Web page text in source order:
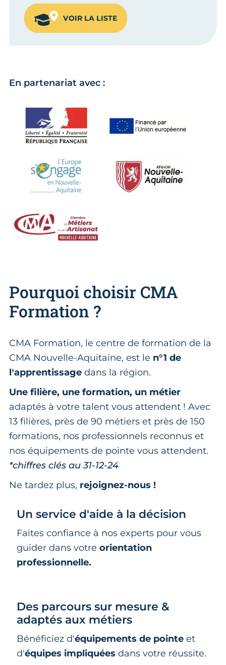
VOIR LA LISTE
En partenariat avec :
Pourquoi choisir CMA
Formation ?
CMA Formation, le centre de formation de la
CMA Nouvelle-Aquitaine, est le n°1 de
l’apprentissage dans la région.
Une filière, une formation, un métier
adaptés à votre talent vous attendent ! Avec
13 filières, près de 90 métiers et près de 150
formations, nos professionnels reconnus et
nos équipements de pointe vous attendent.
*chiffres clés au 31-12-24
Ne tardez plus, rejoignez-nous !
Un service d'aide à la décision
Faites confiance à nos experts pour vous
guider dans votre orientation
professionnelle.
Des parcours sur mesure &
adaptés aux métiers
Bénéficiez d'équipements de pointe et
d'équipes impliquées dans votre réussite.